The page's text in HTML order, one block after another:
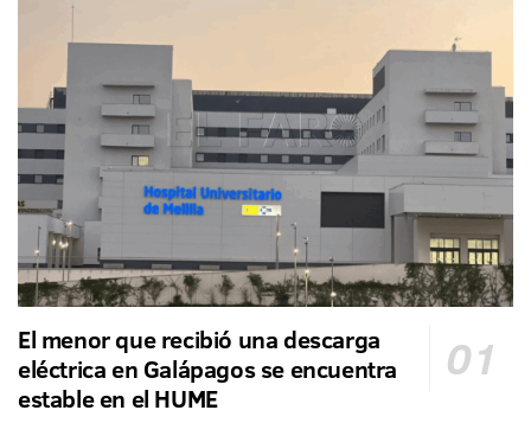
El menor que recibió una descarga
eléctrica en Galápagos se encuentra
estable en el HUME